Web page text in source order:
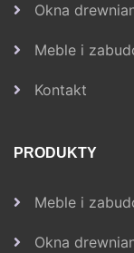
Okna
Meble i
Kontakt
PRODUKTY
Meble i
Okna